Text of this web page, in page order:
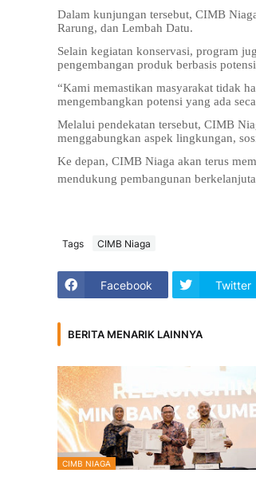
Dalam kunjungan tersebut, CIMB
Rarung, dan Lembah Datu.
Selain kegiatan konservasi, program
pengembangan produk berbasis
“Kami memastikan masyarakat tidak
mengembangkan potensi yang ada
Melalui pendekatan tersebut, CIMB
menggabungkan aspek lingkungan,
Ke depan, CIMB Niaga akan terus
mendukung pembangunan
Tags CIMB Niaga
Facebook Twitter
BERITA MENARIK LAINNYA
CIMB NIAGA